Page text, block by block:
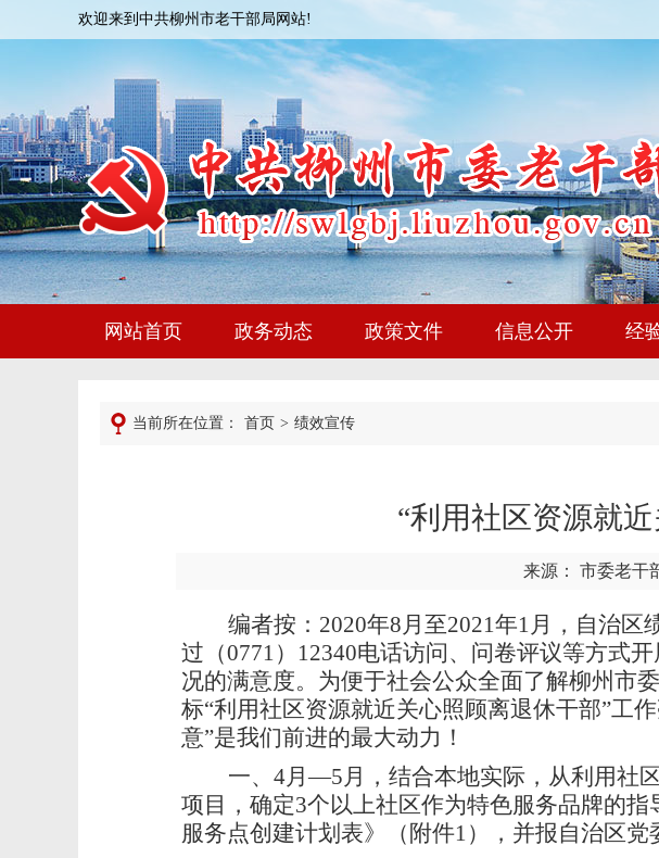
欢迎来到中共柳州市老干部局网站!
网站首页 政务动态 政策文件 信息公开 经
当前所在位置： 首页 > 绩效宣传
“利用社区资源就
来源： 市委老干
编者按：2020年8月至2021年1月，自治
过（0771）12340电话访问、问卷评议等方式
况的满意度。为便于社会公众全面了解柳州市
标“利用社区资源就近关心照顾离退休干部”工
意”是我们前进的最大动力！
一、4月—5月，结合本地实际，从利用社
项目，确定3个以上社区作为特色服务品牌的
服务点创建计划表》（附件1），并报自治区党